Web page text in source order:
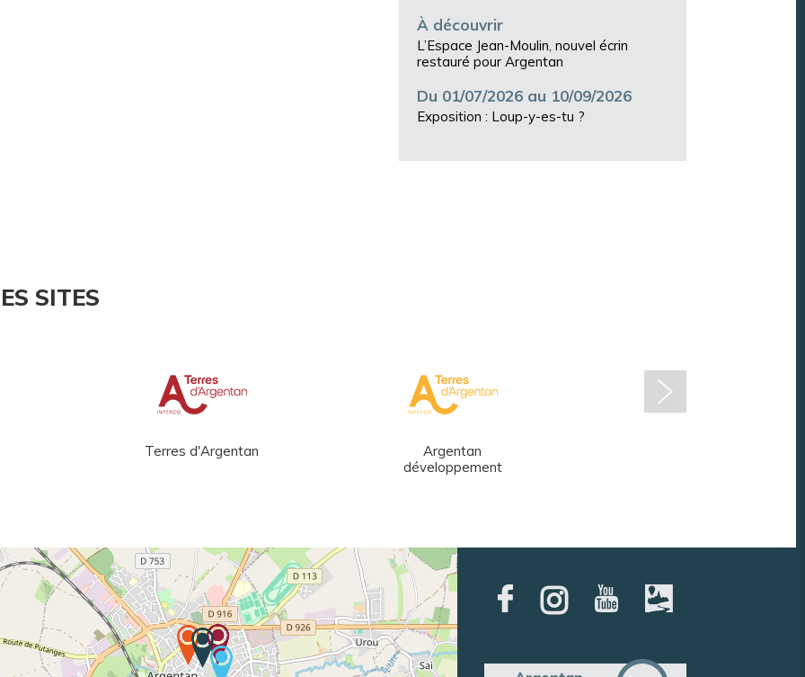
À découvrir
L’Espace Jean-Moulin, nouvel écrin
restauré pour Argentan
Du 01/07/2026 au 10/09/2026
Exposition : Loup-y-es-tu ?
SITES
Terres d'Argentan
Argentan
développement